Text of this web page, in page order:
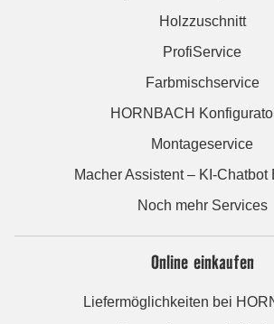
Holzzuschnitt
ProfiService
Farbmischservice
HORNBACH
Montageservice
Macher Assistent – KI-Chatbot
Noch mehr Services
Online einkaufen
Liefermöglichkeiten bei